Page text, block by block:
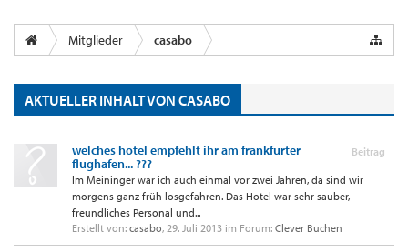
Mitglieder casabo
AKTUELLER INHALT VON CASABO
Beitrag
welches hotel empfehlt ihr am frankfurter
flughafen... ???
Im Meininger war ich auch einmal vor zwei Jahren, da sind wir
morgens ganz früh losgefahren. Das Hotel war sehr sauber,
freundliches Personal und...
Erstellt von: casabo, 29. Juli 2013 im Forum: Clever Buchen